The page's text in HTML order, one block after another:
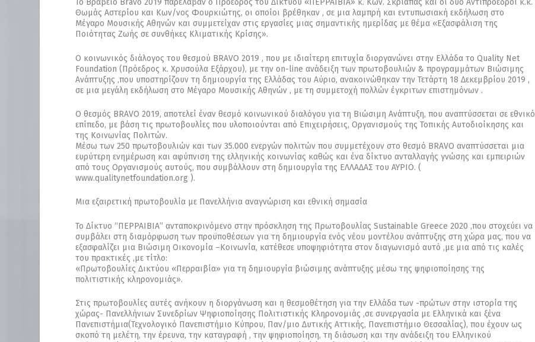
Το Βραβείο Bravo 2019 παρέλαβαν ο Πρόεδρος του Δικτύου «ΠΕΡΡΑΙΒΙΑ» κ. Κων. Σκριάπας και οι δύο Αντιπρόεδροι κ.κ.
Θωμάς Αστερίου και Κων/νος Φουρκιώτης, οι οποίοι βρέθηκαν , σε μια λαμπρή και εντυπωσιακή εκδήλωση στο
Μέγαρο Μουσικής Αθηνών και συμμετείχαν στις εργασίες μιας σημαντικής ημερίδας με θέμα «Εξασφάλιση της
Ποιότητας Ζωής σε συνθήκες Κλιματικής Κρίσης».
Ο κοινωνικός διάλογος του θεσμού BRAVO 2019 , που με ιδιαίτερη επιτυχία διοργανώνει στην Ελλάδα το Quality Net
Foundation (Πρόεδρος κ. Χρυσούλα Εξάρχου), με την on-line ανάδειξη των πρωτοβουλιών & προγραμμάτων Βιώσιμης
Ανάπτυξης ,που υποστηρίζουν τη δημιουργία της Ελλάδας του Αύριο, ανακοινώθηκαν την Τετάρτη 18 Δεκεμβρίου 2019 ,
σε μια μεγάλη εκδήλωση στο Μέγαρο Μουσικής Αθηνών , με τη συμμετοχή πολλών έγκριτων επιστημόνων .
Ο θεσμός BRAVO 2019, αποτελεί έναν θεσμό κοινωνικού διαλόγου για τη Βιώσιμη Ανάπτυξη, που αναπτύσσεται σε εθνικό
επίπεδο, με βάση τις πρωτοβουλίες που υλοποιούνται από Επιχειρήσεις, Οργανισμούς της Τοπικής Αυτοδιοίκησης και
της Κοινωνίας Πολιτών.
Μέσω των 250 πρωτοβουλιών και των 35.000 ενεργών πολιτών που συμμετέχουν στο θεσμό BRAVO αναπτύσσεται μια
ευρύτερη ενημέρωση και αφύπνιση της ελληνικής κοινωνίας καθώς και ένα δίκτυο ανταλλαγής γνώσης και εμπειριών
από τους Οργανισμούς αυτούς, που συμβάλλουν στη δημιουργία της ΕΛΛΑΔΑΣ του ΑΥΡΙΟ. (
www.qualitynetfoundation.org ).
Μια εξαιρετική πρωτοβουλία με Πανελλήνια αναγνώριση και εθνική σημασία
Το Δίκτυο “ΠΕΡΡΑΙΒΙΑ” ανταποκρινόμενο στην πρόσκληση της Πρωτοβουλίας Sustainable Greece 2020 ,που στοχεύει να
συμβάλει στη διαμόρφωση των προϋποθέσεων για τη δημιουργία ενός νέου μοντέλου ανάπτυξης στη χώρα μας, που να
εξασφαλίζει μια Βιώσιμη Οικονομία –Κοινωνία, κατέθεσε υποψηφιότητα στον διαγωνισμό αυτό ,με μια από τις καλές
του πρακτικές ,με τίτλο:
«Πρωτοβουλίες Δικτύου «Περραιβία» για τη δημιουργία βιώσιμης ανάπτυξης μέσω της ψηφιοποίησης της
πολιτιστικής κληρονομιάς».
Στις πρωτοβουλίες αυτές ανήκουν η διοργάνωση και η θεσμοθέτηση για την Ελλάδα των -πρώτων στην ιστορία της
χώρας- Πανελλήνιων Συνεδρίων Ψηφιοποίησης Πολιτιστικής Κληρονομιάς ,σε συνεργασία με Ελληνικά και ξένα
Πανεπιστήμια(Τεχνολογικό Πανεπιστήμιο Κύπρου, Παν/μιο Δυτικής Αττικής, Πανεπιστήμιο Θεσσαλίας), που έχουν ως
σκοπό τη μελέτη, την έρευνα, την καταγραφή , την ψηφιοποίηση, τη διάσωση και την ανάδειξη του Ελληνικού